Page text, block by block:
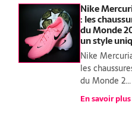
Nike
: les
du Monde
un style
Nike
les
du Monde 2…
En savoir